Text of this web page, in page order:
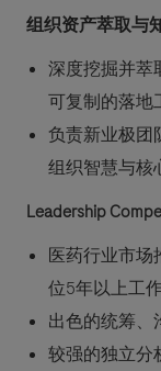
组织资产萃取与
深度挖掘并萃
可复制的落地
负责新业极团
组织智慧与核
Leadership
医药行业市场
位5年以上工
出色的统筹、
较强的独立分